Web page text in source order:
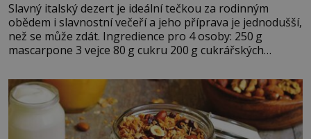
Slavný italský dezert je ideální tečkou za rodinným
obědem i slavnostní večeří a jeho příprava je jednodušší,
než se může zdát. Ingredience pro 4 osoby: 250 g
mascarpone 3 vejce 80 g cukru 200 g cukrářských
posypání Postup: Oddělte žloutky od bílků. Žloutky
vyšlehejte s cukrem do světlé pěny a postupně do nich
vmíchejte mascarpone, aby vznikl hladký